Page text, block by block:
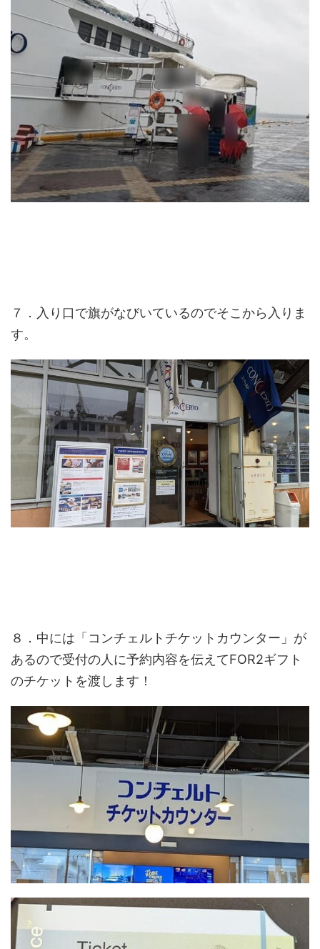
７．入り口で旗がなびいているのでそこから入りま
す。
８．中には「コンチェルトチケットカウンター」が
あるので受付の人に予約内容を伝えてFOR2ギフト
のチケットを渡します！